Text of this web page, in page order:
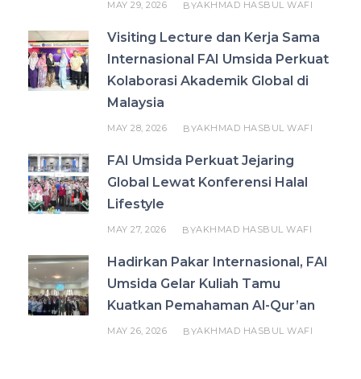
MAY 29, 2026 BYAKHMAD HASBUL WAFI
Visiting Lecture dan Kerja Sama
Internasional FAI Umsida Perkuat
Kolaborasi Akademik Global di
Malaysia
MAY 28, 2026 BYAKHMAD HASBUL WAFI
FAI Umsida Perkuat Jejaring
Global Lewat Konferensi Halal
Lifestyle
MAY 27, 2026 BYAKHMAD HASBUL WAFI
Hadirkan Pakar Internasional, FAI
Umsida Gelar Kuliah Tamu
Kuatkan Pemahaman Al-Qur’an
MAY 26, 2026 BYAKHMAD HASBUL WAFI